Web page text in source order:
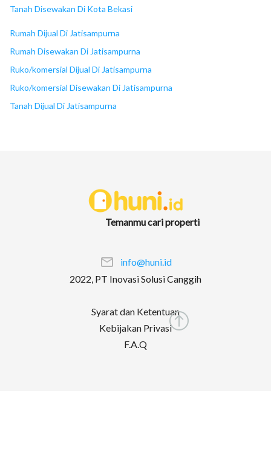
Tanah Disewakan Di Kota Bekasi
Rumah Dijual Di Jatisampurna
Rumah Disewakan Di Jatisampurna
Ruko/komersial Dijual Di Jatisampurna
Ruko/komersial Disewakan Di Jatisampurna
Tanah Dijual Di Jatisampurna
Temanmu cari properti
info@huni.id
2022, PT Inovasi Solusi Canggih
Syarat dan Ketentuan
Kebijakan Privasi
F.A.Q